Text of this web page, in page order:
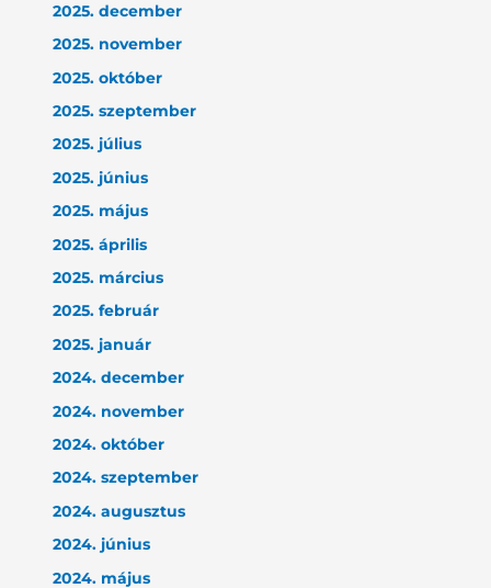
2025. december
2025. november
2025. október
2025. szeptember
2025. július
2025. június
2025. május
2025. április
2025. március
2025. február
2025. január
2024. december
2024. november
2024. október
2024. szeptember
2024. augusztus
2024. június
2024. május